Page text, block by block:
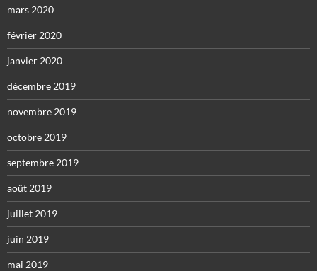
mars 2020
février 2020
janvier 2020
décembre 2019
novembre 2019
octobre 2019
septembre 2019
août 2019
juillet 2019
juin 2019
mai 2019